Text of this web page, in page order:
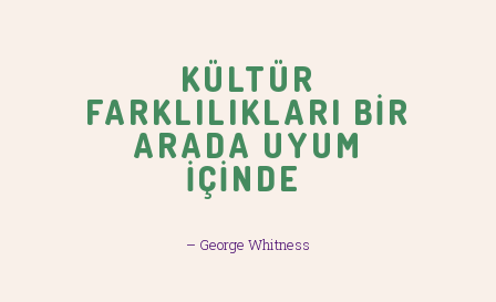
KÜLTÜR
FARKLILIKLARI BİR
ARADA UYUM
İÇİNDE
– George Whitness